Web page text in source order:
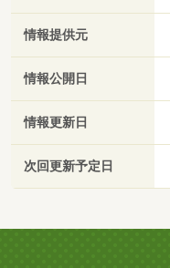
情報提供元
情報公開日
情報更新日
次回更新予定日